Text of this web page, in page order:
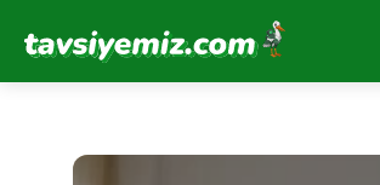
Tavsiyemiz Anasayfa